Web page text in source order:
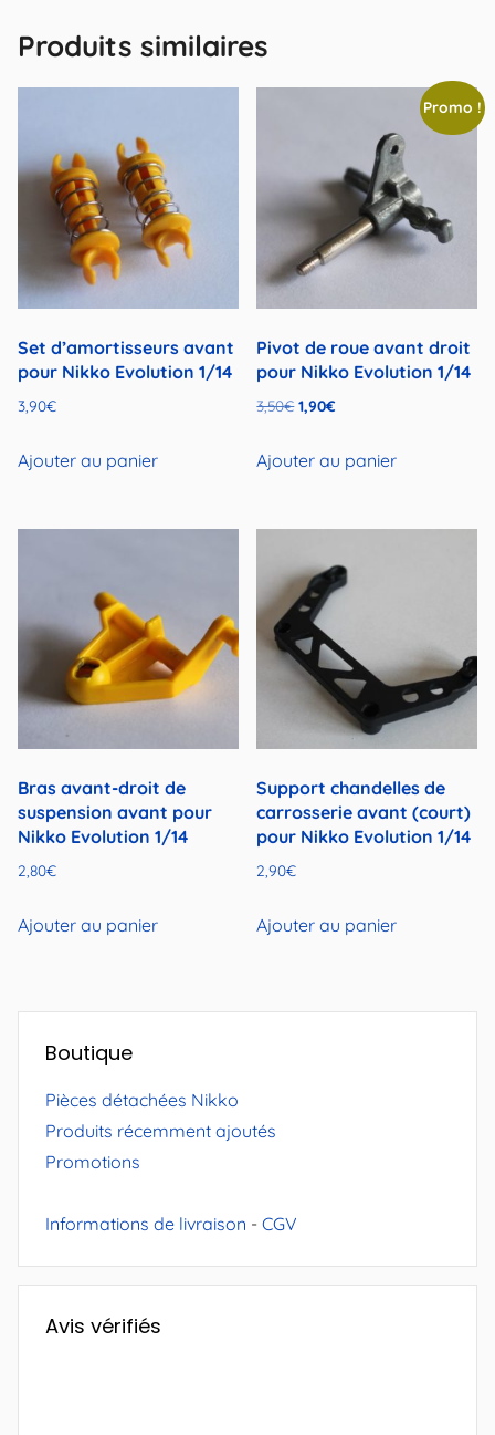
Produits similaires
Set d’amortisseurs avant
pour Nikko Evolution 1/14
3,90€
Ajouter au panier
Promo !
Pivot de roue avant droit
pour Nikko Evolution 1/14
3,50€ Le
initial
1,90€Le
actuel
Ajouter au panier
Bras avant-droit de
suspension avant pour
Nikko Evolution 1/14
2,80€
Ajouter au panier
Support chandelles de
carrosserie avant (court)
pour Nikko Evolution 1/14
2,90€
Ajouter au panier
Boutique
Pièces détachées Nikko
Produits récemment ajoutés
Promotions
Informations de livraison - CGV
Avis vérifiés